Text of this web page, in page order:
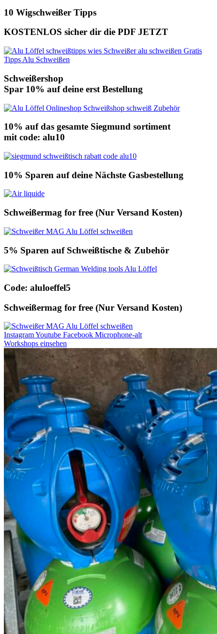
10 Wigschweißer Tipps
KOSTENLOS sicher dir die PDF JETZT
Schweißershop
Spar 10% auf deine erst Bestellung
10% auf das gesamte Siegmund sortiment
mit code: alu10
10% Sparen auf deine Nächste Gasbestellung
Schweißermag for free (Nur Versand Kosten)
5% Sparen auf Schweißtische & Zubehör
Code: aluloeffel5
Schweißermag for free (Nur Versand Kosten)
InstagramYoutube Facebook Microphone-alt
Workshops einsehen